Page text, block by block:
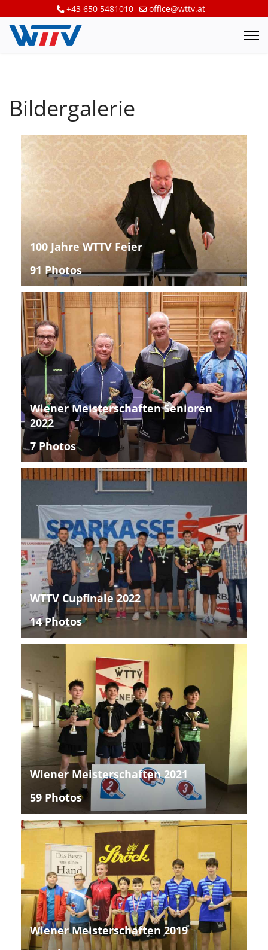
+43 650 5481010 office@wttv.at
Bildergalerie
100 Jahre WTTV Feier
91 Photos
Wiener Meisterschaften Senioren
2022
7 Photos
WTTV Cupfinale 2022
14 Photos
Wiener Meisterschaften 2021
59 Photos
Wiener Meisterschaften 2019